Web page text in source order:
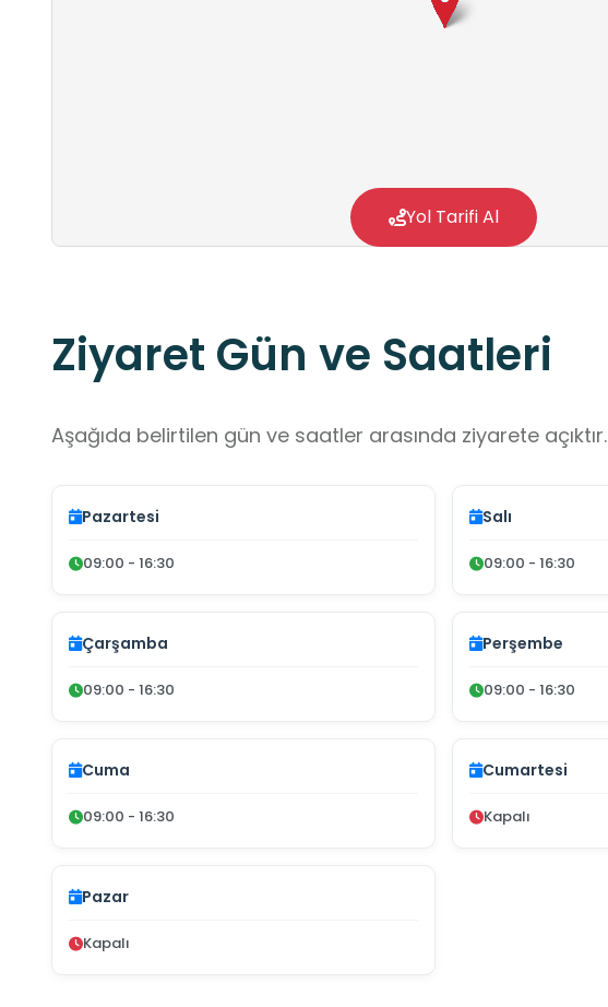
Yol Tarifi Al
Ziyaret Gün ve Saatleri
Aşağıda belirtilen gün ve saatler arasında ziyarete açıktır.
Pazartesi
09:00 - 16:30
Salı
09:00 - 16:30
Çarşamba
09:00 - 16:30
Perşembe
09:00 - 16:30
Cuma
09:00 - 16:30
Cumartesi
Kapalı
Pazar
Kapalı